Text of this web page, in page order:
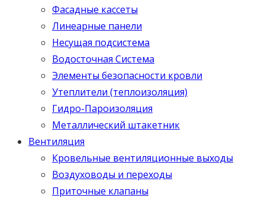
Фасадные кассеты
Линеарные панели
Несущая подсистема
Водосточная Система
Элементы безопасности кровли
Утеплители (теплоизоляция)
Гидро-Пароизоляция
Металлический штакетник
Вентиляция
Кровельные вентиляционные выходы
Воздуховоды и переходы
Приточные клапаны